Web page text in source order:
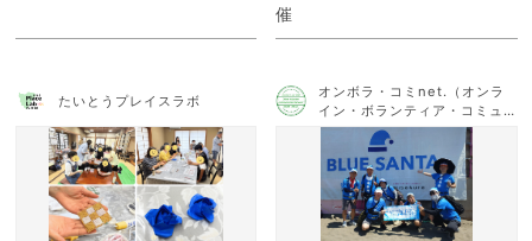
催
たいとうプレイスラボ
オンボラ・コミnet.（オンラ
イン・ボランティア・コミュ
ニケーション・ネットワー